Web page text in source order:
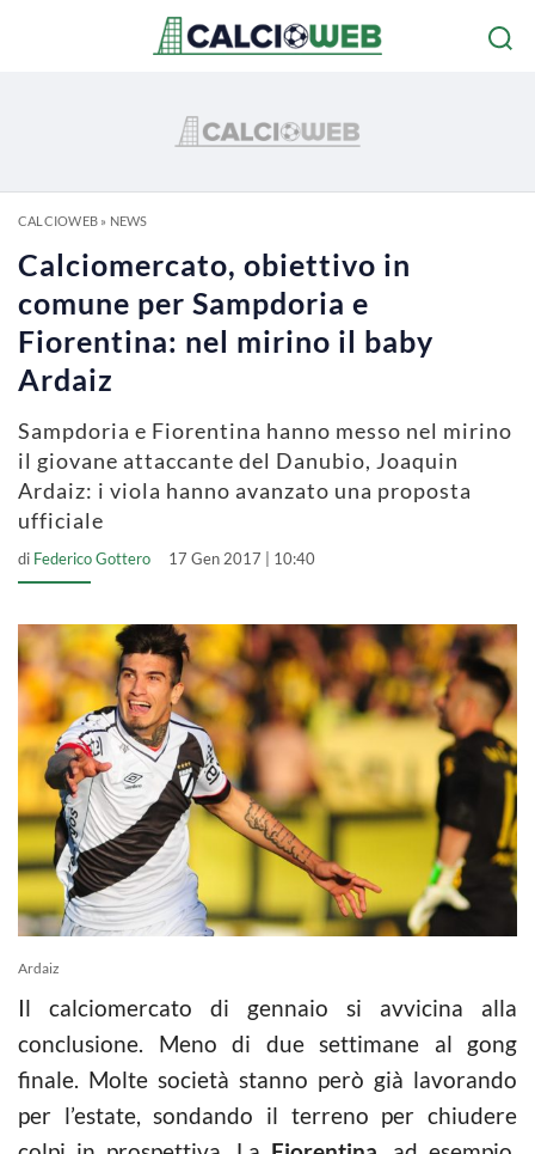
CALCIOWEB» NEWS
Calciomercato, obiettivo in
comune per Sampdoria e
Fiorentina: nel mirino il baby
Ardaiz
Sampdoria e Fiorentina hanno messo nel mirino
il giovane attaccante del Danubio, Joaquin
Ardaiz: i viola hanno avanzato una proposta
ufficiale
di Federico Gottero 17 Gen 2017 | 10:40
Ardaiz
Il calciomercato di gennaio si avvicina alla
conclusione. Meno di due settimane al gong
finale. Molte società stanno però già lavorando
per l’estate, sondando il terreno per chiudere